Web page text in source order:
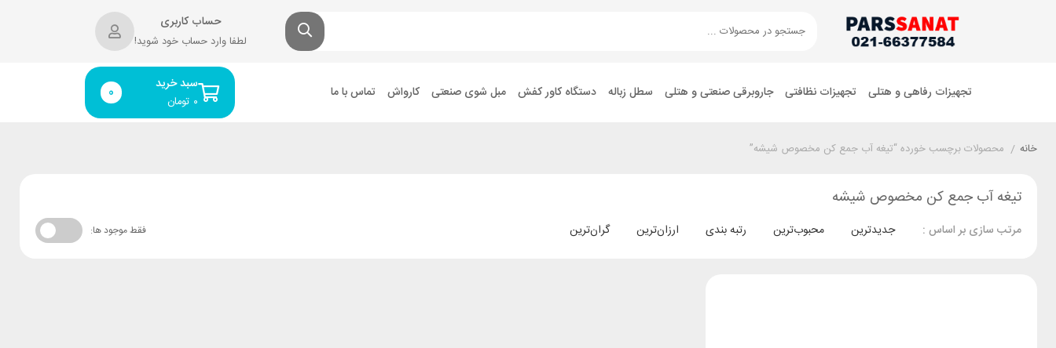
حساب کاربری
لطفا وارد حساب خود شوید!
تجهیزات رفاهی و هتلی تجهیزات نظافتی جاروبرقی صنعتی و هتلی سطل زباله دستگاه کاور کفش مبل شوی صنعتی کارواش تماس با ما سبد خرید
تومان ۰ 0
خانه / محصولات برچسب خورده “تیغه آب جمع کن مخصوص شیشه”
تیغه آب جمع کن مخصوص شیشه
مرتب سازی بر اساس : جدیدترین محبوب‌ترین رتبه بندی ارزان‌ترین گران‌ترین فقط موجود ها: